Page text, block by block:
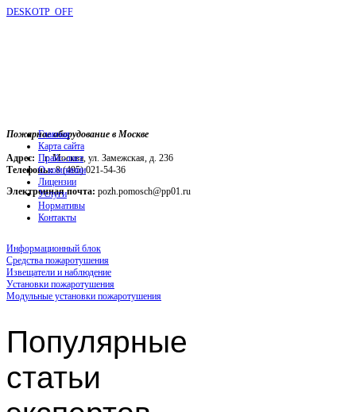
DESKOTP_OFF
Пожарное оборудование в Москве
Адрес: г. Москва, ул. Замежская, д. 236
Телефоны:8 (495) 021-54-36
Электронная почта: pozh.pomosch@pp01.ru
Главная
Карта сайта
Прайс-лист
О компании
Лицензии
Услуги
Нормативы
Контакты
Информационный блок
Средства пожаротушения
Извещатели и наблюдение
Установки пожаротушения
Модульные установки пожаротушения
Популярные
статьи